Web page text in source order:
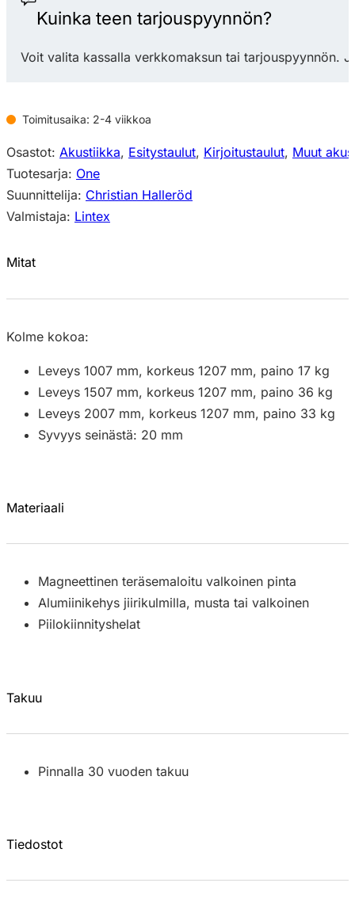
kirjoitustaulu
kokoja)
Kuinka teen tarjouspyynnön?
Voit valita kassalla verkkomaksun tai tarjouspyynnön.
Toimitusaika: 2-4 viikkoa
Osastot: Akustiikka, Esitystaulut, Kirjoitustaulut, Muut
Tuotesarja: One
Suunnittelija: Christian Halleröd
Valmistaja: Lintex
Mitat
Kolme kokoa:
Leveys 1007 mm, korkeus 1207 mm, paino 17 kg
Leveys 1507 mm, korkeus 1207 mm, paino 36 kg
Leveys 2007 mm, korkeus 1207 mm, paino 33 kg
Syvyys seinästä: 20 mm
Materiaali
Magneettinen teräsemaloitu valkoinen pinta
Alumiinikehys jiirikulmilla, musta tai valkoinen
Piilokiinnityshelat
Takuu
Pinnalla 30 vuoden takuu
Tiedostot